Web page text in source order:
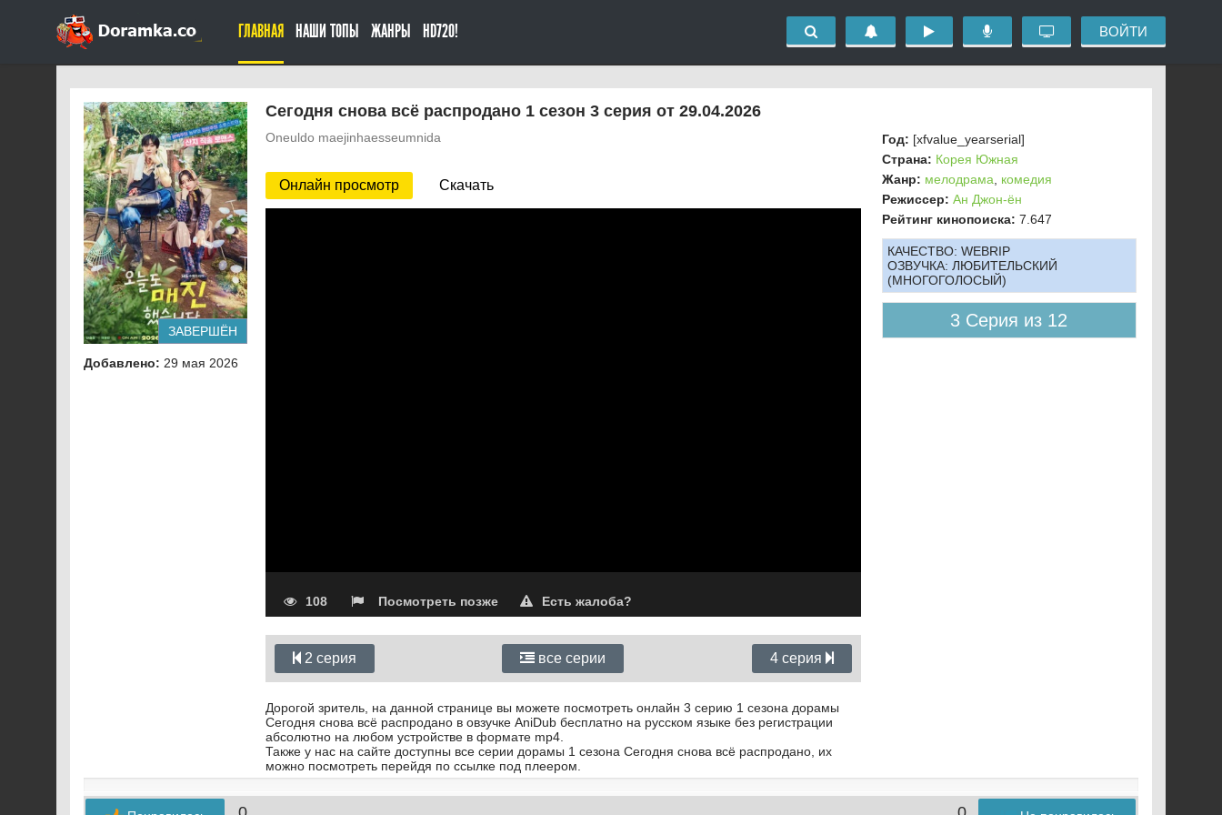
ГЛАВНАЯ НАШИ ТОПЫ ЖАНРЫ HD720! ВОЙТИ
Сегодня снова всё распродано 1 сезон 3 серия от 29.04.2026
Oneuldo maejinhaesseumnida
Онлайн просмотр Скачать
108 Посмотреть позже Есть жалоба?
2 серия все серии 4 серия
Дорогой зритель, на данной странице вы можете посмотреть онлайн 3 серию 1 сезона дорамы
Сегодня снова всё распродано в овзучке AniDub бесплатно на русском языке без регистрации
абсолютно на любом устройстве в формате mp4.
Также у нас на сайте доступны все серии дорамы 1 сезона Сегодня снова всё распродано, их
можно посмотреть перейдя по ссылке под плеером.
ЗАВЕРШЁН
Добавлено: 29 мая 2026
Год: [xfvalue_yearserial]
Страна: Корея Южная
Жанр: мелодрама
комедия
Режиссер: Ан Джон-ён
Рейтинг кинопоиска: 7.647
КАЧЕСТВО: WEBRIP
ОЗВУЧКА: ЛЮБИТЕЛЬСКИЙ
(МНОГОГОЛОСЫЙ)
3 Серия из 12